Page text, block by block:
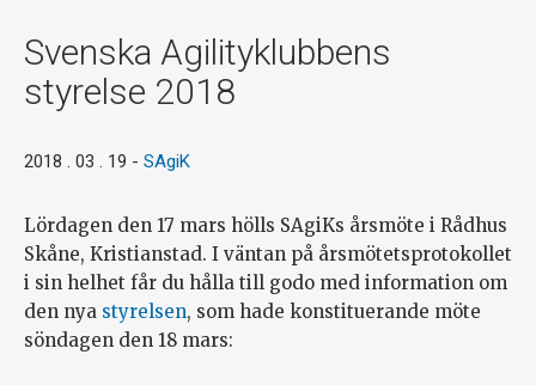
Svenska Agilityklubbens
styrelse 2018
2018 . 03 . 19 - SAgiK
Lördagen den 17 mars hölls SAgiKs årsmöte i Rådhus
Skåne, Kristianstad. I väntan på årsmötetsprotokollet
i sin helhet får du hålla till godo med information om
den nya styrelsen, som hade konstituerande möte
söndagen den 18 mars: